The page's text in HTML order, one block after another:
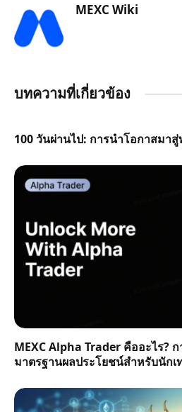
MEXC Wiki
บทความที่เกี่ยวข้อง
100 วันผ่านไป: การนำโอกาสมา
MEXC Alpha Trader คืออะไร?
มาตรฐานผลประโยชน์สำหรับนัก